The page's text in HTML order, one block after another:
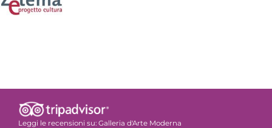
Leggi le recensioni su: Galleria d'Arte Moderna